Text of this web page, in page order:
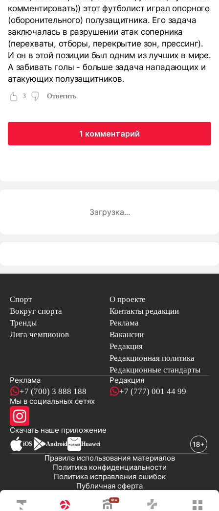
комментировать)) этот футболист играл опорного
(оборонительного) полузащитника. Его задача
заключалась в разрушении атак соперника
(перехваты, отборы, перекрытие зон, прессинг).
И он в этой позиции был одним из лучших в мире.
А забивать голы - больше задача нападающих и
атакующих полузащитников.
3 Ответить
1 комментарий
Загрузка...
Спорт
Вокруг спорта
Тренды
Лига чемпионов
О проекте
Контакты редакции
Реклама
Вакансии
Редакция
Редакционная политика
Редакционные стандарты
Реклама
+7 (700) 3 888 188
Редакция
+7 (777) 001 44 99
Мы в социальных сетях
Скачать наше приложениеновостей
iOS Android Huawei
Публичная оферта
Политика исправления ошибок
Политика конфиденциальности
Правила использования материалов
© 2008-2026 ТОО «EML»